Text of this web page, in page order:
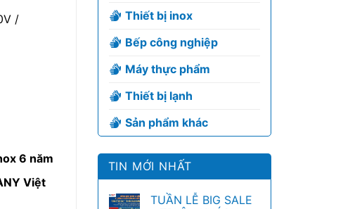
/
6 năm
Việt
Thiết bị inox
Bếp công nghiệp
Máy thực phẩm
Thiết bị lạnh
Sản phẩm khác
TIN MỚI NHẤT
TUẦN LỄ BIG SALE